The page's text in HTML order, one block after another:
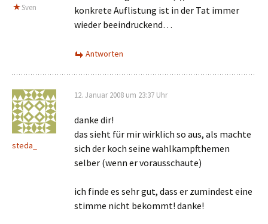
Sven
konkrete Auflistung ist in der Tat immer
wieder beeindruckend…
Antworten
steda_
12. Januar 2008 um 23:37 Uhr
danke dir!
das sieht für mir wirklich so aus, als machte
sich der koch seine wahlkampfthemen
selber (wenn er vorausschaute)
ich finde es sehr gut, dass er zumindest eine
stimme nicht bekommt! danke!